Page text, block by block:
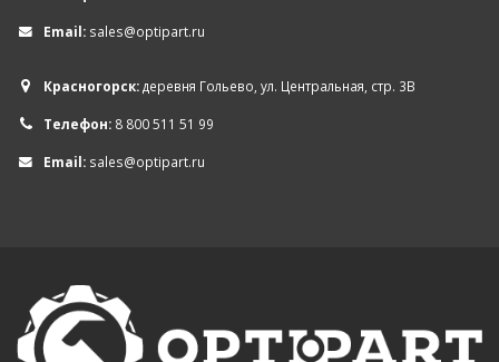
Email: sales@optipart.ru
Красногорск:деревня Гольево, ул. Центральная, стр. 3В
Телефон: 8 800 511 51 99
Email: sales@optipart.ru